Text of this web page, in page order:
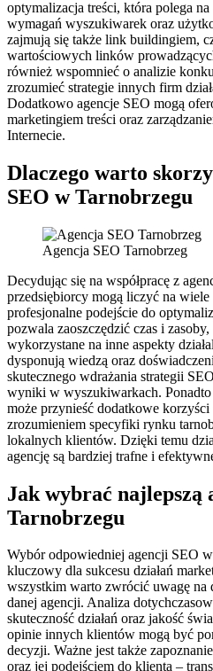
optymalizacja treści, która polega
wymagań wyszukiwarek oraz
zajmują się także link buildingiem,
wartościowych linków
również wspomnieć o analizie
zrozumieć strategie innych firm
Dodatkowo agencje SEO mogą
marketingiem treści oraz
Internecie.
Dlaczego warto
SEO w Tarnobrzegu
Agencja SEO Tarnobrzeg
Decydując się na współpracę z
przedsiębiorcy mogą liczyć na
profesjonalne podejście do
pozwala zaoszczędzić czas i
wykorzystane na inne aspekty
dysponują wiedzą oraz
skutecznego wdrażania strategii
wyniki w wyszukiwarkach. Ponadto
może przynieść dodatkowe
zrozumieniem specyfiki rynku
lokalnych klientów. Dzięki temu
agencję są bardziej trafne i
Jak wybrać najlepszą
Tarnobrzegu
Wybór odpowiedniej agencji SEO
kluczowy dla sukcesu działań
wszystkim warto zwrócić uwagę na
danej agencji. Analiza
skuteczność działań oraz jakość
opinie innych klientów mogą być
decyzji. Ważne jest także
oraz jej podejściem do klienta –